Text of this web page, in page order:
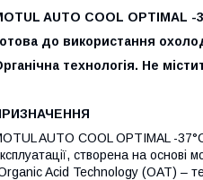
AUTO COOL OPTIMAL -
до використання
технологія. Не
AUTO COOL OPTIMAL -
створена на основі
Acid Technology (OAT) –